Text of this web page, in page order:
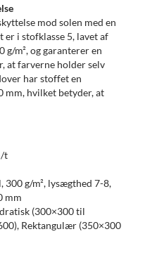
mod solen med en
er i stofklasse 5, lavet af
m², og garanterer en
at farverne holder selv
har stoffet en
mm, hvilket betyder, at
t
300 g/m², lysægthed 7-8,
mm
(300×300 til
Rektangulær (350×300